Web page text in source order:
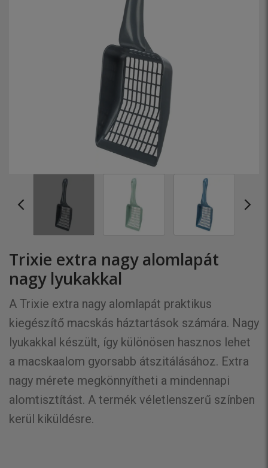
Trixie extra nagy alomlapát
nagy lyukakkal
A Trixie extra nagy alomlapát praktikus
kiegészítő macskás háztartások számára. Nagy
lyukakkal készült, így különösen hasznos lehet
a macskaalom gyorsabb átszitálásához. Extra
nagy mérete megkönnyítheti a mindennapi
alomtisztítást. A termék véletlenszerű színben
kerül kiküldésre.